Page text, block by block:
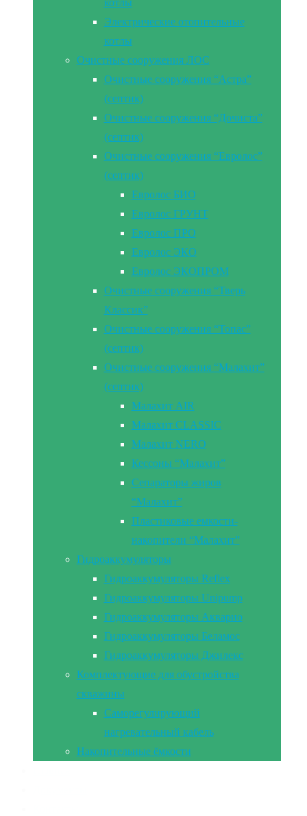
котлы
Электрические отопительные
котлы
Очистные сооружения ЛОС
Очистные сооружения “Астра”
(септик)
Очистные сооружения “Дочиста”
(септик)
Очистные сооружения “Евролос”
(септик)
Евролос БИО
Евролос ГРУНТ
Евролос ПРО
Евролос ЭКО
Евролос ЭКОПРОМ
Очистные сооружения “Тверь
Классик”
Очистные сооружения “Топас”
(септик)
Очистные сооружения “Малахит”
(септик)
Малахит AIR
Малахит CLASSIC
Малахит NERO
Кессоны “Малахит”
Сепараторы жиров
“Малахит”
Пластиковые емкости-
накопители “Малахит”
Гидроаккумуляторы
Гидроаккумуляторы Reflex
Гидроаккумуляторы Unipump
Гидроаккумуляторы Акварио
Гидроаккумуляторы Беламос
Гидроаккумуляторы Джилекс
Комплектующие для обустройства
скважины
Саморегулирующий
нагревательный кабель
Накопительные ёмкости